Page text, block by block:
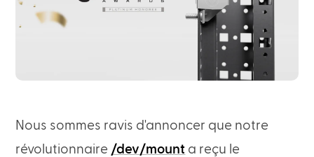
Nous sommes ravis d'annoncer que notre
révolutionnaire /dev/mount a reçu le